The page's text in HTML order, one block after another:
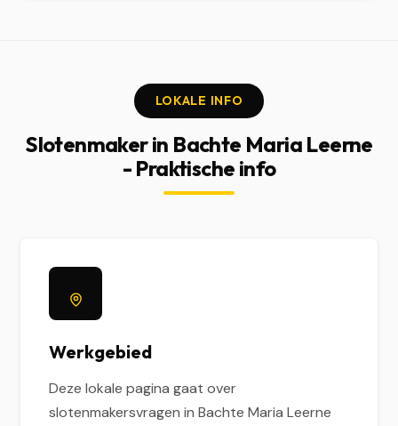
LOKALE INFO
Slotenmaker in Bachte Maria Leerne
- Praktische info
Werkgebied
Deze lokale pagina gaat over
slotenmakersvragen in Bachte Maria Leerne